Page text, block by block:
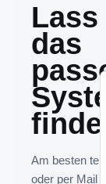
das
Am besten
oder per Mail